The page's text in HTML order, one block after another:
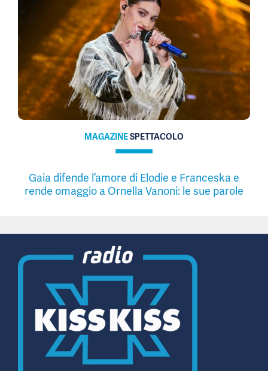
MAGAZINESPETTACOLO
Gaia difende l’amore di Elodie e Franceska e
rende omaggio a Ornella Vanoni: le sue parole